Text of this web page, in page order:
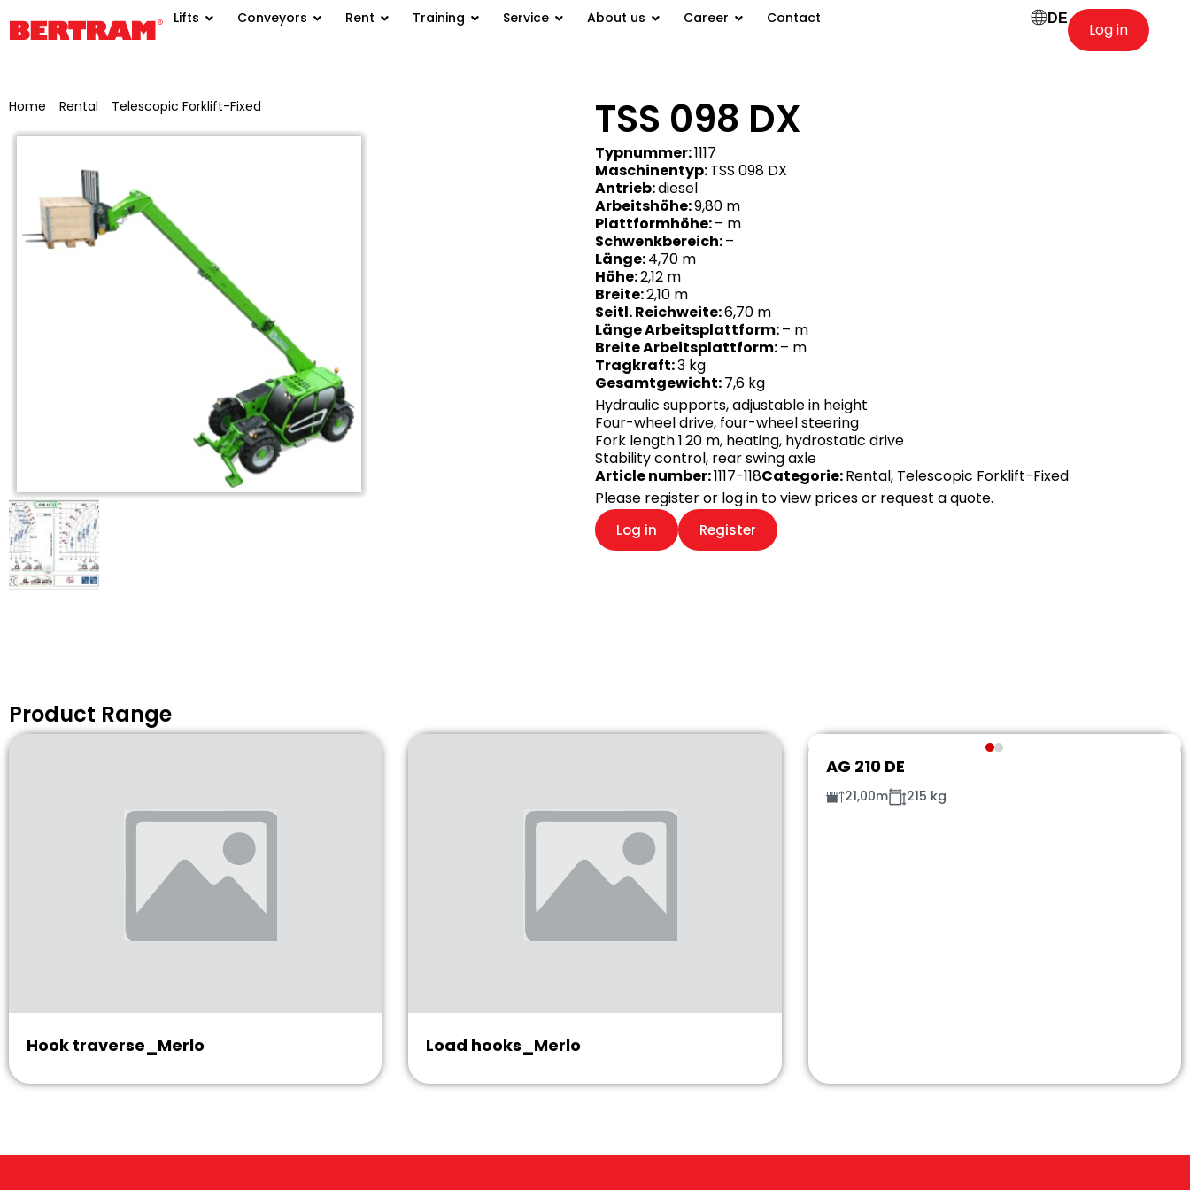
Lifts Conveyors Rent Training Service About us Career Contact DE
Log in
Home Rental Telescopic Forklift-Fixed TSS 098 DX
Typnummer:1117
Maschinentyp:TSS 098 DX
Antrieb:diesel
Arbeitshöhe:9,80 m
Plattformhöhe:– m
Schwenkbereich:–
Länge:4,70 m
Höhe:2,12 m
Breite:2,10 m
Seitl. Reichweite:6,70 m
Länge Arbeitsplattform:– m
Breite Arbeitsplattform:– m
Tragkraft:3 kg
Gesamtgewicht:7,6 kg
Hydraulic supports, adjustable in height
Four-wheel drive, four-wheel steering
Fork length 1.20 m, heating, hydrostatic drive
Stability control, rear swing axle
Article number:1117-118Categorie:Rental, Telescopic Forklift-Fixed
Please register or log in to view prices or request a quote.
Log in Register
Product Range
Hook traverse_Merlo Load hooks_Merlo
AG 210 DE
21,00m 215 kg